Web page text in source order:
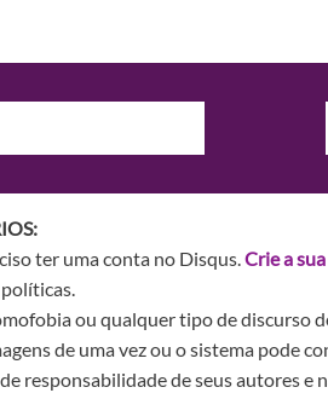
ter uma conta no Disqus.Crie a
ou qualquer tipo de discurso
de uma vez ou o sistema pode
responsabilidade de seus autores